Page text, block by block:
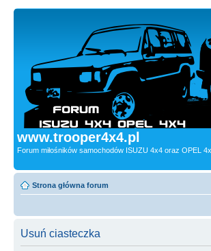
www.trooper4x4.pl
Forum miłośników samochodów ISUZU 4x4 oraz OPEL
Strona główna forum
Usuń ciasteczka